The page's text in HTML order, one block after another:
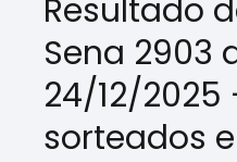
Resultado
Sena 2903
24/12/
sorteados